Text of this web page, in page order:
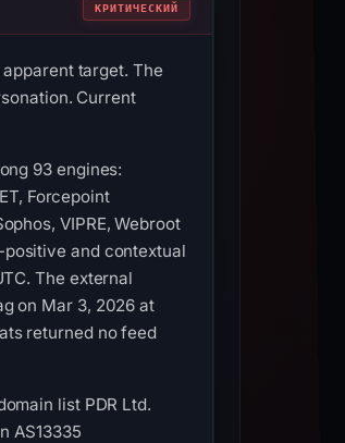
КРИТИЧЕСКИЙ
target. The
Current
93 engines:
Forcepoint
VIPRE, Webroot
positive and contextual
The external
on Mar 3, 2026 at
returned no feed
list PDR Ltd.
AS13335